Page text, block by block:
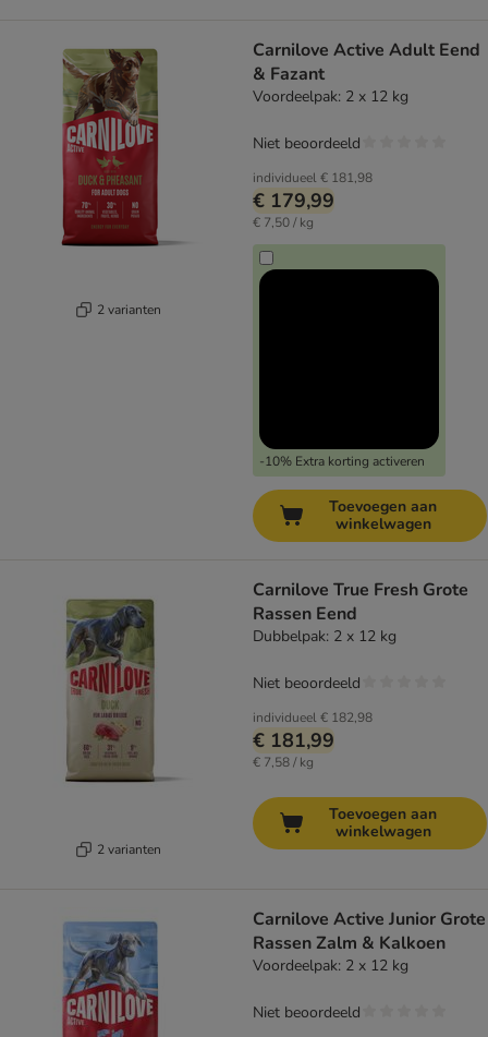
2 varianten
Carnilove Active Adult Eend
& Fazant
Voordeelpak: 2 x 12 kg
individueel€ 181,98
€ 179,99
€ 7,50 / kg
-10% Extra korting activeren
Niet beoordeeld
Toevoegen aan
winkelwagen
2 varianten
Carnilove True Fresh Grote
Rassen Eend
Dubbelpak: 2 x 12 kg
individueel€ 182,98
€ 181,99
€ 7,58 / kg
Niet beoordeeld
Toevoegen aan
winkelwagen
Carnilove Active Junior Grote
Rassen Zalm & Kalkoen
Voordeelpak: 2 x 12 kg
Niet beoordeeld